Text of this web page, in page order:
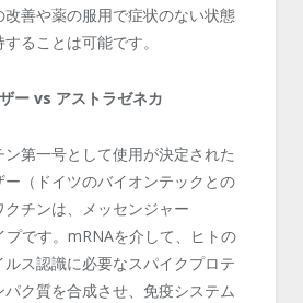
改善や薬の服用で症状のない状態
ることは可能です。
ー vs アストラゼネカ
第一号として使用が決定された
（ドイツのバイオンテックとの
チンは、メッセンジャー
プです。mRNAを介して、ヒトの
ス認識に必要なスパイクプロテ
ク質を合成させ、免疫システム